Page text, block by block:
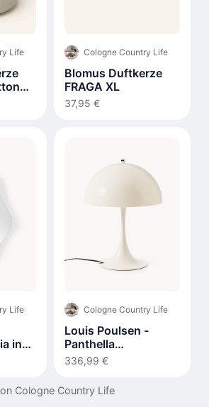
Life Cologne Country Life
Blomus Duftkerze
FRAGA XL
37,95 €
Life
in
Cologne Country Life
Louis Poulsen -
Panthella
Tischleuchte 320
336,99 €
Cologne Country Life